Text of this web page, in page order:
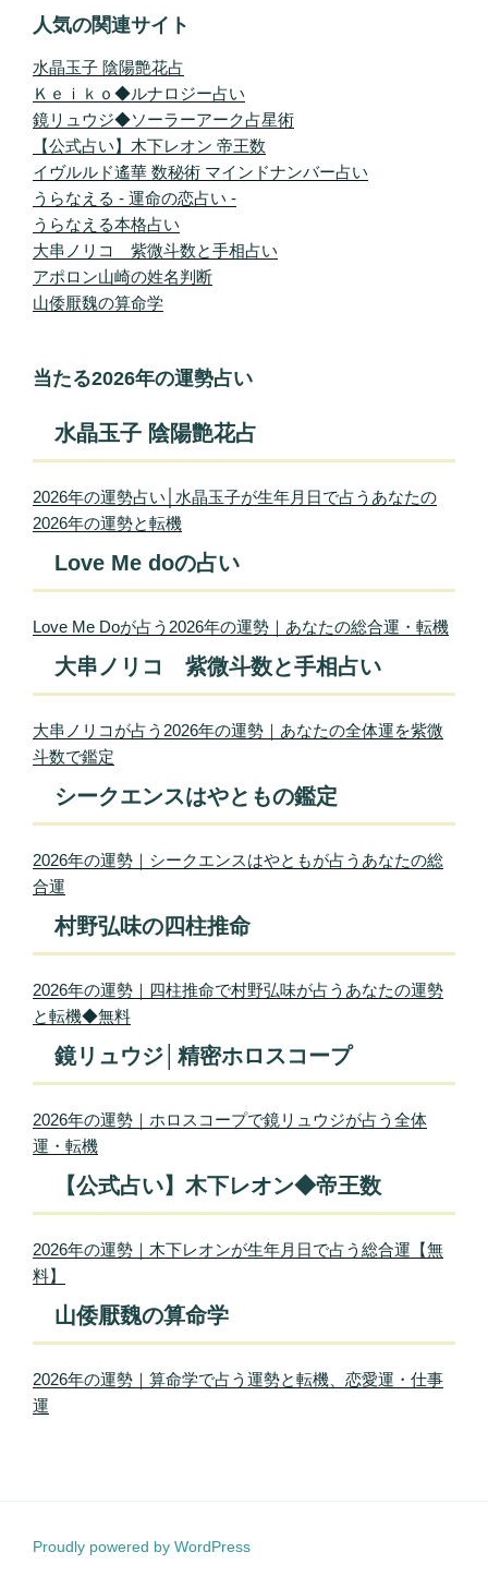
人気の関連サイト
水晶玉子 陰陽艶花占
Ｋｅｉｋｏ◆ルナロジー占い
鏡リュウジ◆ソーラーアーク占星術
【公式占い】木下レオン 帝王数
イヴルルド遙華 数秘術 マインドナンバー占い
うらなえる - 運命の恋占い -
うらなえる本格占い
大串ノリコ 紫微斗数と手相占い
アポロン山崎の姓名判断
山倭厭魏の算命学
当たる2026年の運勢占い
水晶玉子 陰陽艶花占
2026年の運勢占い│水晶玉子が生年月日で占うあなたの
2026年の運勢と転機
Love Me doの占い
Love Me Doが占う2026年の運勢｜あなたの総合運・転機
大串ノリコ 紫微斗数と手相占い
大串ノリコが占う2026年の運勢｜あなたの全体運を紫微
斗数で鑑定
シークエンスはやともの鑑定
2026年の運勢｜シークエンスはやともが占うあなたの総
合運
村野弘味の四柱推命
2026年の運勢｜四柱推命で村野弘味が占うあなたの運勢
と転機◆無料
鏡リュウジ│精密ホロスコープ
2026年の運勢｜ホロスコープで鏡リュウジが占う全体
運・転機
【公式占い】木下レオン◆帝王数
2026年の運勢｜木下レオンが生年月日で占う総合運【無
料】
山倭厭魏の算命学
2026年の運勢｜算命学で占う運勢と転機、恋愛運・仕事
運
Proudly powered by WordPress